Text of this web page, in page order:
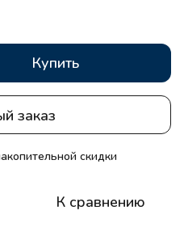
Купить
заказ
скидки
К сравнению